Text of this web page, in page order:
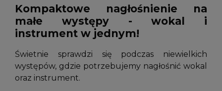
Kompaktowe nagłośnienie na
małe występy - wokal i
instrument w jednym!
Świetnie sprawdzi się podczas niewielkich
występów, gdzie potrzebujemy nagłośnić wokal
oraz instrument.